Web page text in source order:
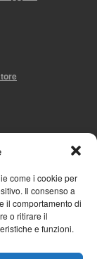
come i cookie per
Il consenso a
il comportamento di
o ritirare il
e funzioni.